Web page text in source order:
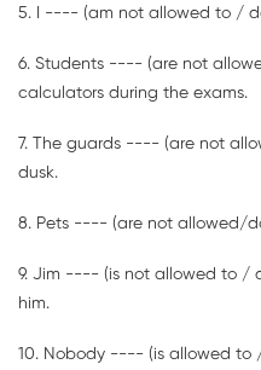
5. I ---- (am not allowed to /
6. Students ---- (are not
calculators during the exams.
7. The guards ---- (are not
dusk.
8. Pets ---- (are not allowed/
9. Jim ---- (is not allowed to /
him.
10. Nobody ---- (is allowed to